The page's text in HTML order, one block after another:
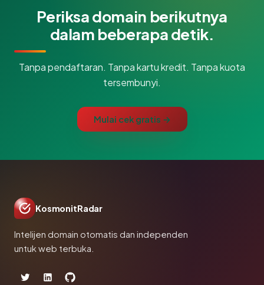
Periksa domain berikutnya
dalam beberapa detik.
Tanpa pendaftaran. Tanpa kartu kredit. Tanpa kuota
tersembunyi.
Mulai cek gratis →
KosmonitRadar
Intelijen domain otomatis dan independen
untuk web terbuka.